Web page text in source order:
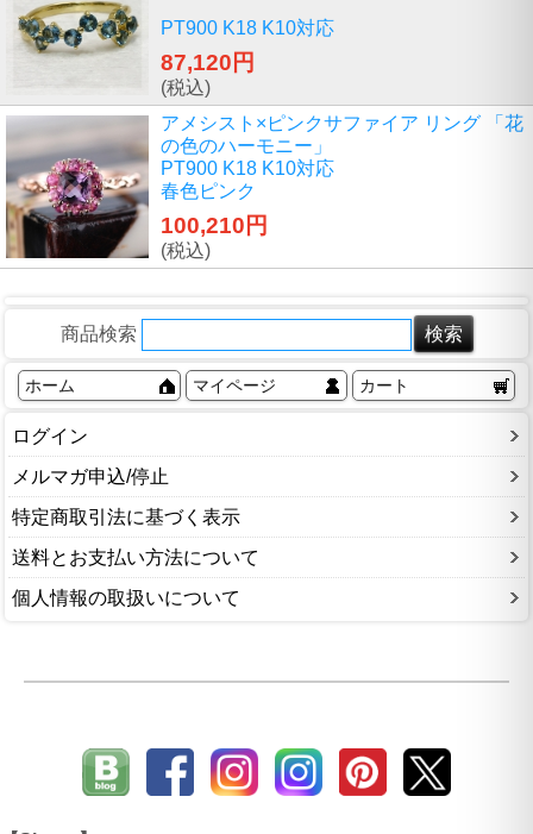
PT900 K18 K10対応
87,120円
(税込)
アメシスト×ピンクサファイア リング 「花
の色のハーモニー」
PT900 K18 K10対応
春色ピンク
100,210円
(税込)
商品検索
ホーム マイページ カート
ログイン
メルマガ申込/停止
特定商取引法に基づく表示
送料とお支払い方法について
個人情報の取扱いについて